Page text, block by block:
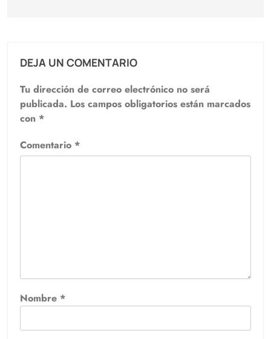
DEJA UN COMENTARIO
Tu dirección de correo electrónico no será
publicada. Los campos obligatorios están marcados
con *
Comentario *
Nombre *